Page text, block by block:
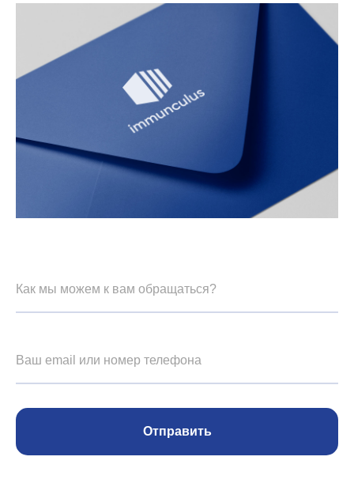
Как мы можем к вам обращаться?
Ваш email или номер телефона
Отправить